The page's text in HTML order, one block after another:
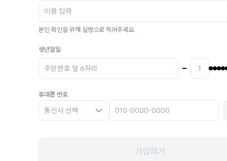
본인 확인을 위해 실명으로 적어주세요.
생년월일
휴대폰 번호
통신사 선택
가입하기